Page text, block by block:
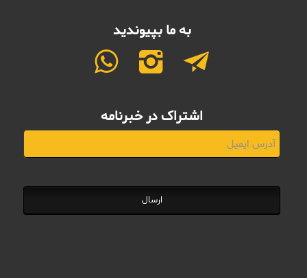
به ما بپیوندید
اشتراک در خبرنامه
ارسال